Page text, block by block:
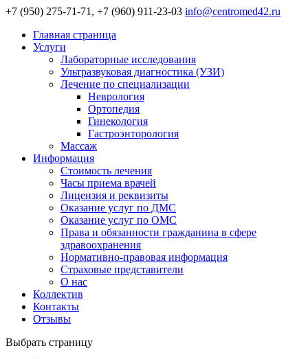
+7 (950) 275-71-71, +7 (960) 911-23-03 info@centromed42.ru
Главная страница
Услуги
Лабораторные исследования
Ультразвуковая диагностика (УЗИ)
Лечение по специализации
Неврология
Ортопедия
Гинекология
Гастроэнторология
Массаж
Информация
Стоимость лечения
Часы приема врачей
Лицензия и реквизиты
Оказание услуг по ДМС
Оказание услуг по ОМС
Права и обязанности гражданина в сфере
здравоохранения
Нормативно-правовая информация
Страховые представители
О нас
Коллектив
Контакты
Отзывы
Выбрать страницу